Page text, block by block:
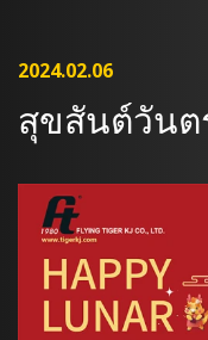
2024.02.06
สุขสันต์วันต